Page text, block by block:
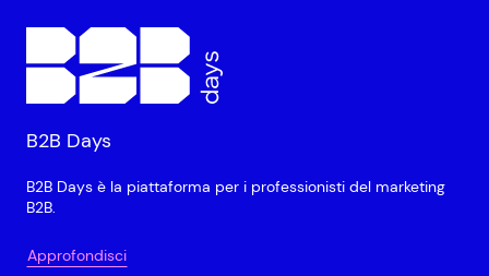
B2B Days
B2B Days è la piattaforma per i professionisti del marketing
B2B.
Approfondisci